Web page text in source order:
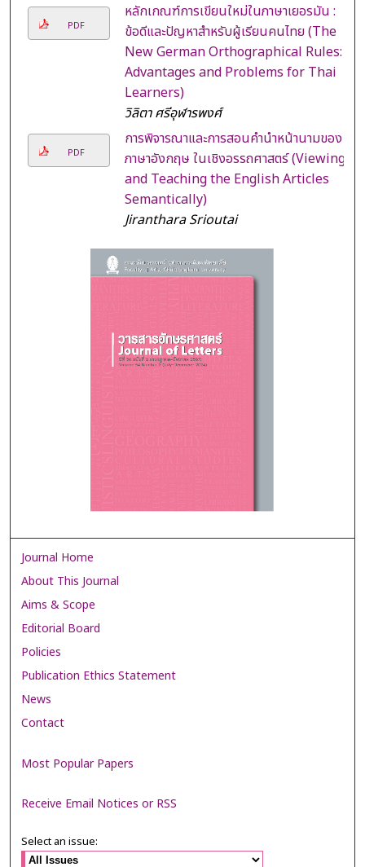
PDF
หลักเกณฑ์การเขียนใหม่ในภาษาเยอรมัน :
ข้อดีและปัญหาสำหรับผู้เรียนคนไทย (The
New German Orthographical Rules:
Advantages and Problems for Thai
Learners)
วิลิตา ศรีอุฬารพงศ์
PDF
การพิจารณาและการสอนคำนำหน้านามของ
ภาษาอังกฤษ ในเชิงอรรถศาสตร์ (Viewing
and Teaching the English Articles
Semantically)
Jiranthara Srioutai
Journal Home
About This Journal
Aims & Scope
Editorial Board
Policies
Publication Ethics Statement
News
Contact
Most Popular Papers
Receive Email Notices or RSS
Select an issue: